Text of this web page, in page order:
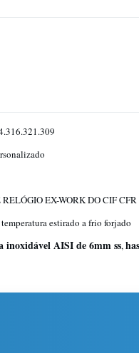
EX-WORK DO CIF CFR
estirado a frio forjado
inoxidável AISI de 6mm ss,